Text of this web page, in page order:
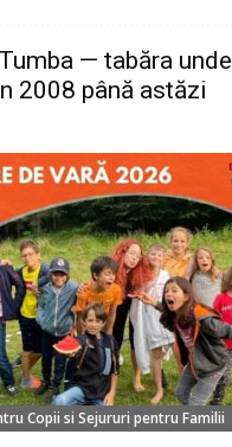
— tabăra
2008 până astăzi
Copii si Sejururi pentru Familii